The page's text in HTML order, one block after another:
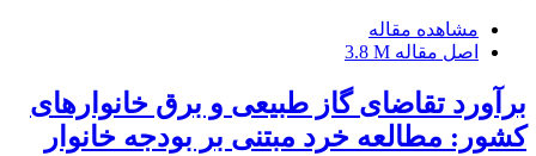
مشاهده مقاله
اصل مقاله 3.8 M
برآورد تقاضای گاز طبیعی و برق خانوارهای
کشور: مطالعه خرد مبتنی بر بودجه خانوار